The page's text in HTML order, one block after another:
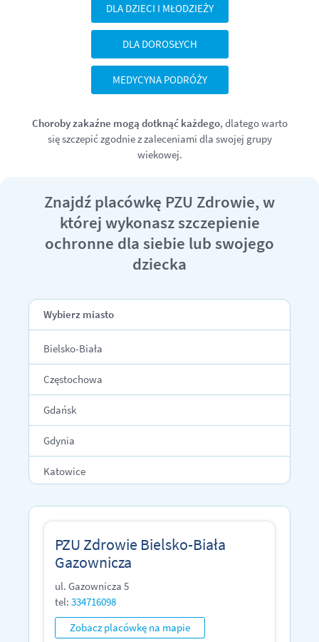
DLA DZIECI I MŁODZIEŻY
DLA DOROSŁYCH
MEDYCYNA PODRÓŻY
Choroby zakaźne mogą dotknąć każdego, dlatego warto
się szczepić zgodnie z zaleceniami dla swojej grupy
wiekowej.
Znajdź placówkę PZU Zdrowie, w
której wykonasz szczepienie
ochronne dla siebie lub swojego
dziecka
Wybierz miasto
Bielsko-Biała
Częstochowa
Gdańsk
Gdynia
Katowice
Kraków
Lublin
PZU Zdrowie Bielsko-Biała
Gazownicza
ul. Gazownicza 5
tel: 334716098
Zobacz placówkę na mapie